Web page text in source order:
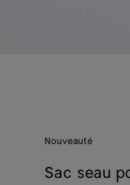
Nouveauté
Sac seau